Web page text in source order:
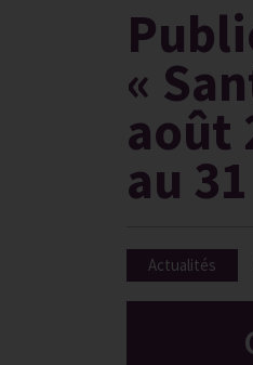
«
août
au
Actualités